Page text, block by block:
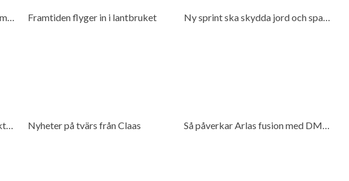
NimboX ger mindre stress och mer frihet Framtiden flyger in i lantbruket Ny sprint ska skydda jord och spara bränsle
Djup bearbetning för stora traktorer Nyheter på tvärs från Claas Så påverkar Arlas fusion med DMK mjölkproducenter